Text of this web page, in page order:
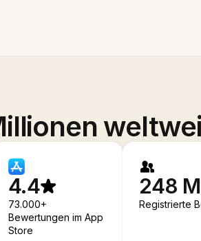
4.4
73.000+
Bewertungen im App
Store
248
Registrierte